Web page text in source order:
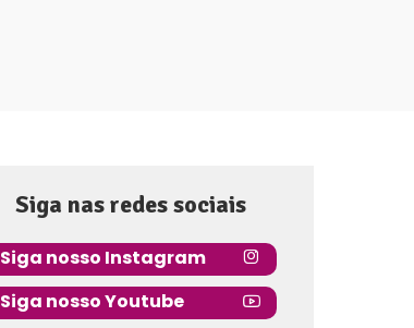
Siga nas redes sociais
Siga nosso Instagram
Siga nosso Youtube